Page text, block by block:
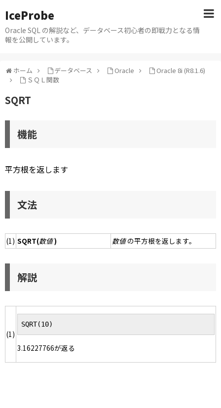
IceProbe
Oracle SQL の解説など、データベース初心者の即戦力となる情
報を公開しています。
ホーム データベース Oracle
Oracle 8i (R8.1.6)
ＳＱＬ関数
SQRT
機能
平方根を返します
文法
(1) SQRT(数値) 数値の平方根を返します。
解説
(1)
SQRT(10)
3.16227766が返る